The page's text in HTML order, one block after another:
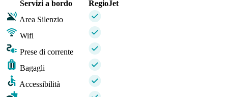
Servizi a bordo
RegioJet
Area Silenzio
Wifi
Prese di corrente
Bagagli
Accessibilità